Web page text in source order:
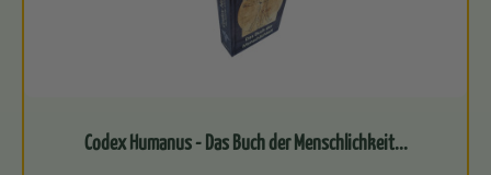
Codex Humanus - Das Buch der Menschlichkeit...